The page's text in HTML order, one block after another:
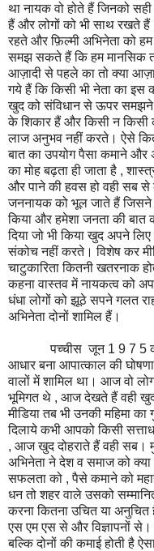
था नायक वो होते हैं जिनको सही
हैं और लोगों को भी साथ रखते
रहते और फ़िल्मी अभिनेता को
समझ सकते हैं कि हम मानसिक
आज़ादी से पहले का तो क्या
गये हैं कि किसी भी नेता का इस
खुद को संविधान से ऊपर समझने
के शिकार हैं और किसी न किसी
लाज अनुभव नहीं करते। ऐसे
बात का उपयोग पैसा कमाने
का मोह बढ़ता ही जाता है ,
और पाने की हवस हो वही सब से
जननायक को भूल जाते हैं जिसने
किया और हमेशा जनता की
दिया जो भी किया खुद अपने
संकोच नहीं करते। विशेष कर
चाटुकारिता कितनी खतरनाक
कहना वास्तव में नायकत्व को
धंधा लोगों को झूठे सपने गलत
अभिनेता दोनों शामिल हैं।
पच्चीस जून 1 9 7 5 को
आधार बना आपात्काल की
वालों में शामिल था। आज वो
भूमिगत थे , आज देखते हैं वही
मीडिया तब भी उनकी महिमा
दिलाये कभी आपको किसी
, आज खुद दोहराते हैं वही
अभिनेता ने देश व समाज को क्या
सफलता को , पैसे कमाने को
धन तो शहर वाले उसको
करना कितना उचित या
एस एम एस से और विज्ञापनों
बल्कि दोनों की कमाई होती है